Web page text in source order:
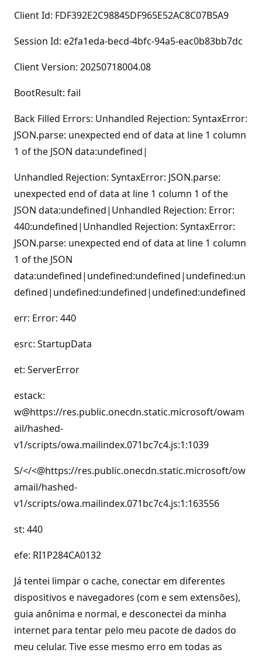
ç
Client Id: FDF392E2C98845DF965E52AC8C07B5A9
Session Id: e2fa1eda-becd-4bfc-94a5-eac0b83bb7dc
Client Version: 20250718004.08
BootResult: fail
Back Filled Errors: Unhandled Rejection: SyntaxError:
JSON.parse: unexpected end of data at line 1 column
1 of the JSON data:undefined|
Unhandled Rejection: SyntaxError: JSON.parse:
unexpected end of data at line 1 column 1 of the
JSON data:undefined|Unhandled Rejection: Error:
440:undefined|Unhandled Rejection: SyntaxError:
JSON.parse: unexpected end of data at line 1 column
1 of the JSON
data:undefined|undefined:undefined|undefined:un
defined|undefined:undefined|undefined:undefined
err: Error: 440
esrc: StartupData
et: ServerError
estack:
w@https://res.public.onecdn.static.microsoft/owam
ail/hashed-
v1/scripts/owa.mailindex.071bc7c4.js:1:1039
S/</<@https://res.public.onecdn.static.microsoft/ow
amail/hashed-
v1/scripts/owa.mailindex.071bc7c4.js:1:163556
st: 440
efe: RI1P284CA0132
Já tentei limpar o cache, conectar em diferentes
dispositivos e navegadores (com e sem extensões),
guia anônima e normal, e desconectei da minha
internet para tentar pelo meu pacote de dados do
meu celular. Tive esse mesmo erro em todas as